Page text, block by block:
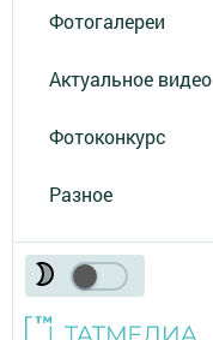
Фотогалереи
Актуальное видео
Фотоконкурс
Разное